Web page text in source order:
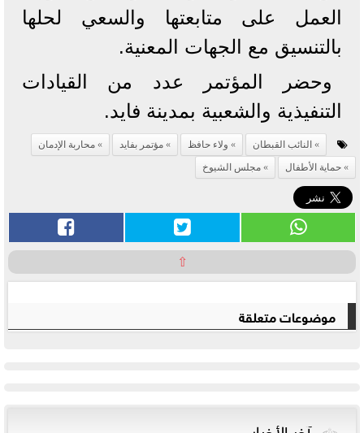
العمل على متابعتها والسعي لحلها
بالتنسيق مع الجهات المعنية.
وحضر المؤتمر عدد من القيادات
التنفيذية والشعبية بمدينة فايد.
النائب القبطان ولاء حافظ مؤتمر بفايد
محاربة الإدمان
حماية الأطفال
مجلس الشيوخ
⇧
موضوعات متعلقة